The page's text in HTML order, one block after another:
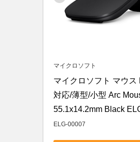
マイクロソフト
マイクロソフト マウス
対応/薄型/小型 Arc
55.1x14.2mm Black
ELG-00007